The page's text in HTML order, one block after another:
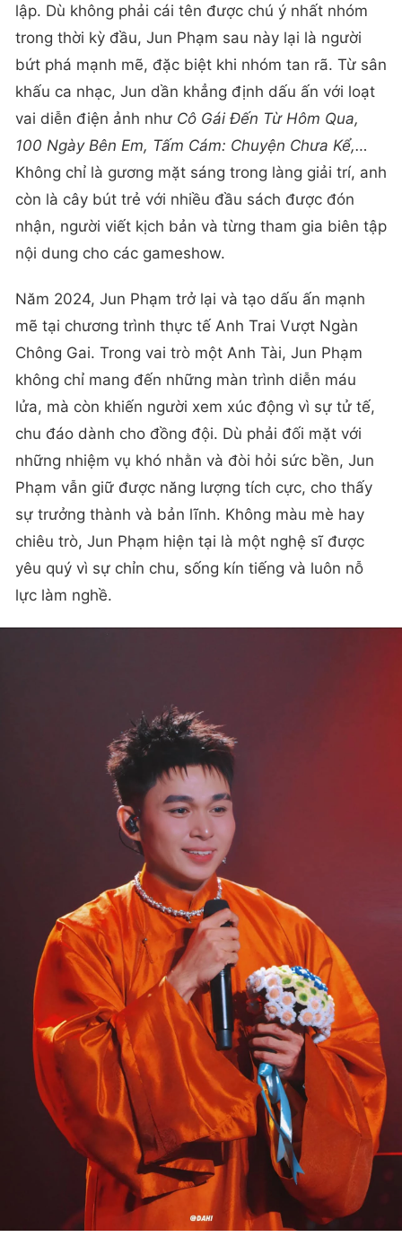
lập. Dù không phải cái tên được chú ý nhất nhóm
trong thời kỳ đầu, Jun Phạm sau này lại là người
bứt phá mạnh mẽ, đặc biệt khi nhóm tan rã. Từ sân
khấu ca nhạc, Jun dần khẳng định dấu ấn với loạt
vai diễn điện ảnh như Cô Gái Đến Từ Hôm Qua,
100 Ngày Bên Em, Tấm Cám: Chuyện Chưa Kể,…
Không chỉ là gương mặt sáng trong làng giải trí, anh
còn là cây bút trẻ với nhiều đầu sách được đón
nhận, người viết kịch bản và từng tham gia biên tập
nội dung cho các gameshow.
Năm 2024, Jun Phạm trở lại và tạo dấu ấn mạnh
mẽ tại chương trình thực tế Anh Trai Vượt Ngàn
Chông Gai. Trong vai trò một Anh Tài, Jun Phạm
không chỉ mang đến những màn trình diễn máu
lửa, mà còn khiến người xem xúc động vì sự tử tế,
chu đáo dành cho đồng đội. Dù phải đối mặt với
những nhiệm vụ khó nhằn và đòi hỏi sức bền, Jun
Phạm vẫn giữ được năng lượng tích cực, cho thấy
sự trưởng thành và bản lĩnh. Không màu mè hay
chiêu trò, Jun Phạm hiện tại là một nghệ sĩ được
yêu quý vì sự chỉn chu, sống kín tiếng và luôn nỗ
lực làm nghề.